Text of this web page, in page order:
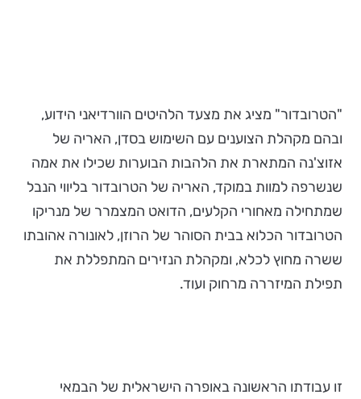
"הטרובדור" מציג את מצעד הלהיטים הוורדיאני הידוע,
ובהם מקהלת הצוענים עם השימוש בסדן, האריה של
אזוצ'נה המתארת את הלהבות הבוערות שכילו את אמה
שנשרפה למוות במוקד, האריה של הטרובדור בליווי הנבל
שמתחילה מאחורי הקלעים, הדואט המצמרר של מנריקו
הטרובדור הכלוא בבית הסוהר של הרוזן, לאונורה אהובתו
ששרה מחוץ לכלא, ומקהלת הנזירים המתפללת את
תפילת המיזררה מרחוק ועוד.
זו עבודתו הראשונה באופרה הישראלית של הבמאי